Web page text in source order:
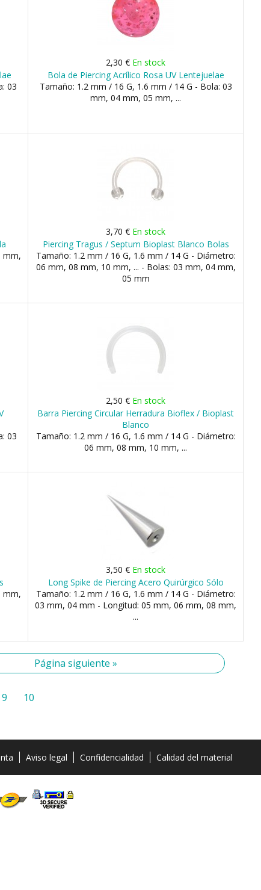
03
2,30 € En stock
Bola de Piercing Acrílico Rosa UV Lentejuelae
Tamaño: 1.2 mm / 16 G, 1.6 mm / 14 G - Bola: 03
mm, 04 mm, 05 mm, ...
mm,
3,70 € En stock
Piercing Tragus / Septum Bioplast Blanco Bolas
Tamaño: 1.2 mm / 16 G, 1.6 mm / 14 G - Diámetro:
06 mm, 08 mm, 10 mm, ... - Bolas: 03 mm, 04 mm,
05 mm
03
2,50 € En stock
Barra Piercing Circular Herradura Bioflex / Bioplast
Blanco
Tamaño: 1.2 mm / 16 G, 1.6 mm / 14 G - Diámetro:
06 mm, 08 mm, 10 mm, ...
mm,
3,50 € En stock
Long Spike de Piercing Acero Quirúrgico Sólo
Tamaño: 1.2 mm / 16 G, 1.6 mm / 14 G - Diámetro:
03 mm, 04 mm - Longitud: 05 mm, 06 mm, 08 mm,
...
Página siguiente »
9 10
Aviso legal Confidencialidad Calidad del material